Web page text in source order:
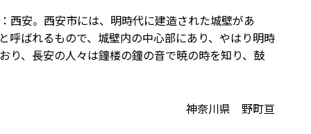
西安。西安市には、明時代に建造された城壁があ
呼ばれるもので、城壁内の中心部にあり、やはり明時
り、長安の人々は鐘楼の鐘の音で暁の時を知り、鼓
神奈川県 野町亘